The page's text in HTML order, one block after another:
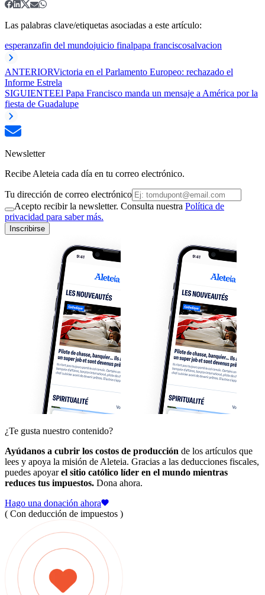
Las palabras clave/etiquetas asociadas a este artículo:
esperanzafin del mundojuicio finalpapa franciscosalvacion
ANTERIORVictoria en el Parlamento Europeo: rechazado el
Informe Estrela
SIGUIENTEEl Papa Francisco manda un mensaje a América por la
fiesta de Guadalupe
Newsletter
Recibe Aleteia cada día en tu correo electrónico.
Tu dirección de correo electrónico
Acepto recibir la newsletter. Consulta nuestra Política de
privacidad para saber más.
Inscribirse
¿Te gusta nuestro contenido?
Ayúdanos a cubrir los costos de producción de los artículos que
lees y apoya la misión de Aleteia. Gracias a las deducciones fiscales,
puedes apoyarel sitio católico líder en el mundo mientras
reduces tus impuestos. Dona ahora.
Hago una donación ahora
( Con deducción de impuestos )